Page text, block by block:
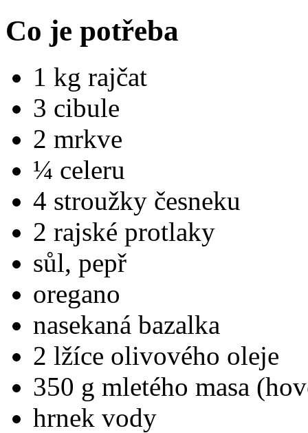
Co je potřeba
1 kg rajčat
3 cibule
2 mrkve
¼ celeru
4 stroužky česneku
2 rajské protlaky
sůl, pepř
oregano
nasekaná bazalka
2 lžíce olivového oleje
350 g mletého masa
hrnek vody